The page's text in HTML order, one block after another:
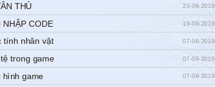
THỦ 23-08-2019
CODE 19-08-2019
tính nhân vật 07-08-2019
trong game 07-08-2019
hình game 07-08-2019